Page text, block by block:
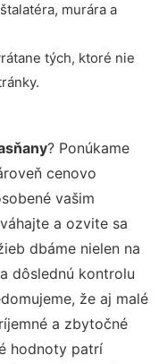
murára a
tých, ktoré nie
? Ponúkame
cenovo
vašim
a ozvite sa
dbáme nielen na
dôslednú kontrolu
že aj malé
a zbytočné
hodnoty patrí